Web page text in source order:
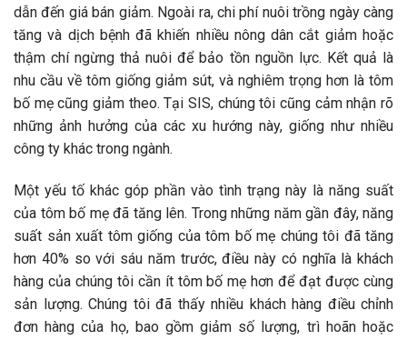
dẫn đến giá bán giảm. Ngoài ra, chi phí nuôi trồng ngày càng
tăng và dịch bệnh đã khiến nhiều nông dân cắt giảm hoặc
thậm chí ngừng thả nuôi để bảo tồn nguồn lực. Kết quả là
nhu cầu về tôm giống giảm sút, và nghiêm trọng hơn là tôm
bố mẹ cũng giảm theo. Tại SIS, chúng tôi cũng cảm nhận rõ
những ảnh hưởng của các xu hướng này, giống như nhiều
công ty khác trong ngành.
Một yếu tố khác góp phần vào tình trạng này là năng suất
của tôm bố mẹ đã tăng lên. Trong những năm gần đây, năng
suất sản xuất tôm giống của tôm bố mẹ chúng tôi đã tăng
hơn 40% so với sáu năm trước, điều này có nghĩa là khách
hàng của chúng tôi cần ít tôm bố mẹ hơn để đạt được cùng
sản lượng. Chúng tôi đã thấy nhiều khách hàng điều chỉnh
đơn hàng của họ, bao gồm giảm số lượng, trì hoãn hoặc